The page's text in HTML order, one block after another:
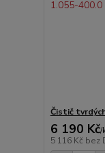
Čistič
6 190 Kč/
5 116 Kč bez